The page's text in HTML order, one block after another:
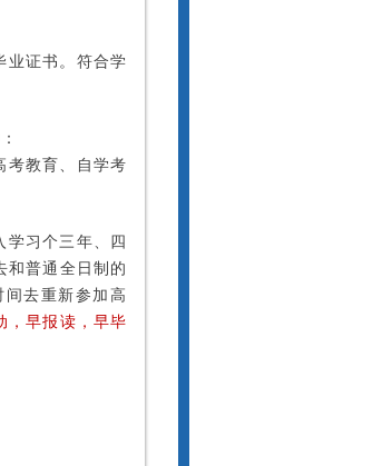
业证书。符合学
考教育、自学考
学习个三年、四
和普通全日制的
去重新参加高
，早报读，早毕